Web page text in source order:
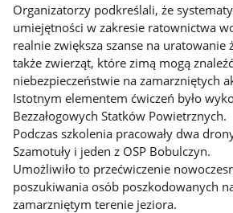
Organizatorzy podkreślali, że
umiejętności w zakresie ratownictwa
realnie zwiększa szanse na uratowanie
także zwierząt, które zimą mogą
niebezpieczeństwie na zamarzniętych
Istotnym elementem ćwiczeń było
Bezzałogowych Statków Powietrznych.
Podczas szkolenia pracowały dwa
Szamotuły i jeden z OSP Bobulczyn.
Umożliwiło to przećwiczenie
poszukiwania osób poszkodowanych
zamarzniętym terenie jeziora.